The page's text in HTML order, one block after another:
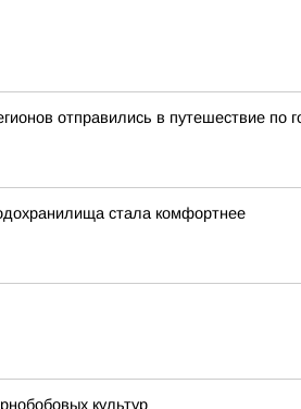
отправились в путешествие по
стала комфортнее
культур